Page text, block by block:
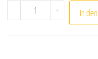
- D&D Papagei
+ In